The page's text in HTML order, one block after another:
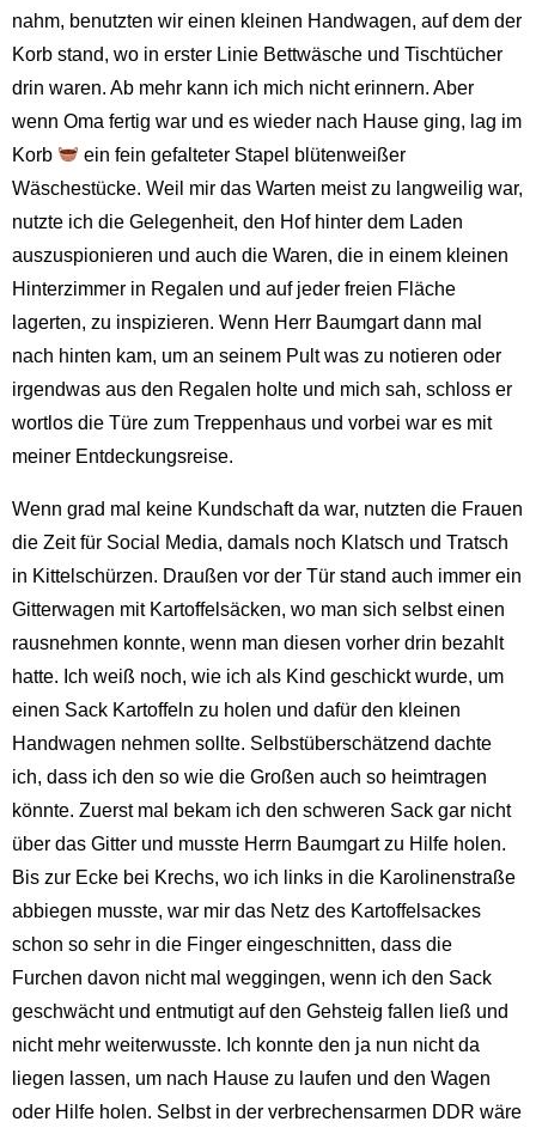
nahm, benutzten wir einen kleinen Handwagen, auf dem der
Korb stand, wo in erster Linie Bettwäsche und Tischtücher
drin waren. Ab mehr kann ich mich nicht erinnern. Aber
wenn Oma fertig war und es wieder nach Hause ging, lag im
Korb
ein fein gefalteter Stapel blütenweißer
Wäschestücke. Weil mir das Warten meist zu langweilig war,
nutzte ich die Gelegenheit, den Hof hinter dem Laden
auszuspionieren und auch die Waren, die in einem kleinen
Hinterzimmer in Regalen und auf jeder freien Fläche
lagerten, zu inspizieren. Wenn Herr Baumgart dann mal
nach hinten kam, um an seinem Pult was zu notieren oder
irgendwas aus den Regalen holte und mich sah, schloss er
wortlos die Türe zum Treppenhaus und vorbei war es mit
meiner Entdeckungsreise.
Wenn grad mal keine Kundschaft da war, nutzten die Frauen
die Zeit für Social Media, damals noch Klatsch und Tratsch
in Kittelschürzen. Draußen vor der Tür stand auch immer ein
Gitterwagen mit Kartoffelsäcken, wo man sich selbst einen
rausnehmen konnte, wenn man diesen vorher drin bezahlt
hatte. Ich weiß noch, wie ich als Kind geschickt wurde, um
einen Sack Kartoffeln zu holen und dafür den kleinen
Handwagen nehmen sollte. Selbstüberschätzend dachte
ich, dass ich den so wie die Großen auch so heimtragen
könnte. Zuerst mal bekam ich den schweren Sack gar nicht
über das Gitter und musste Herrn Baumgart zu Hilfe holen.
Bis zur Ecke bei Krechs, wo ich links in die Karolinenstraße
abbiegen musste, war mir das Netz des Kartoffelsackes
schon so sehr in die Finger eingeschnitten, dass die
Furchen davon nicht mal weggingen, wenn ich den Sack
geschwächt und entmutigt auf den Gehsteig fallen ließ und
nicht mehr weiterwusste. Ich konnte den ja nun nicht da
liegen lassen, um nach Hause zu laufen und den Wagen
oder Hilfe holen. Selbst in der verbrechensarmen DDR wäre